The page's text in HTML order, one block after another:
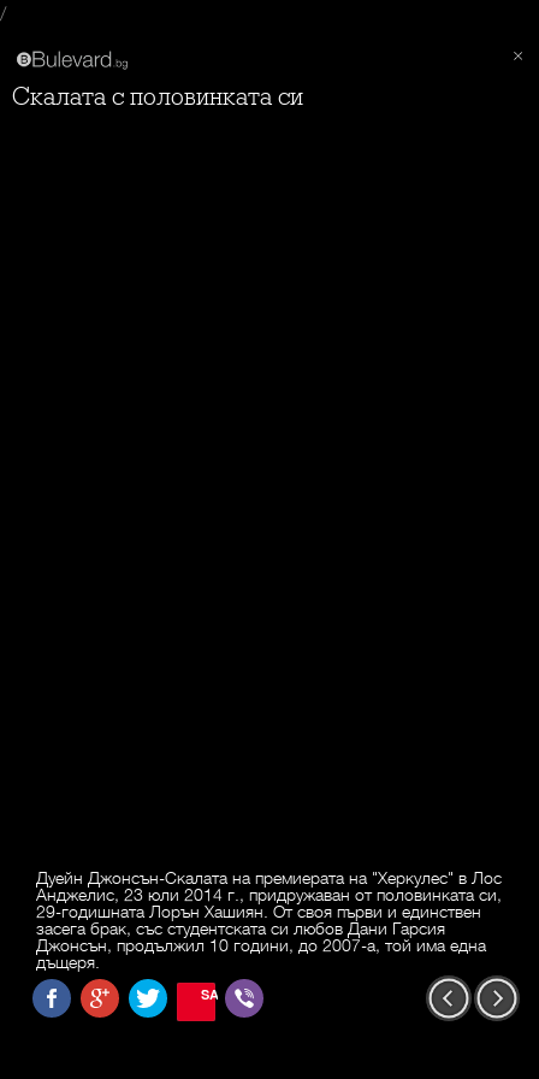
/
Скалата с половинката си
Дуейн Джонсън-Скалата на премиерата на "Херкулес" в Лос
Анджелис, 23 юли 2014 г., придружаван от половинката си,
29-годишната Лорън Хашиян. От своя първи и единствен
засега брак, със студентската си любов Дани Гарсия
Джонсън, продължил 10 години, до 2007-а, той има една
дъщеря.
SAVE